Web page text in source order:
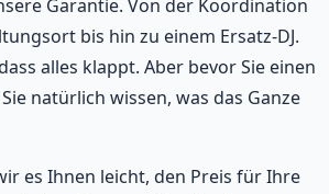
Garantie. Von der Koordination
bis hin zu einem Ersatz-DJ.
alles klappt. Aber bevor Sie einen
natürlich wissen, was das Ganze
es Ihnen leicht, den Preis für Ihre